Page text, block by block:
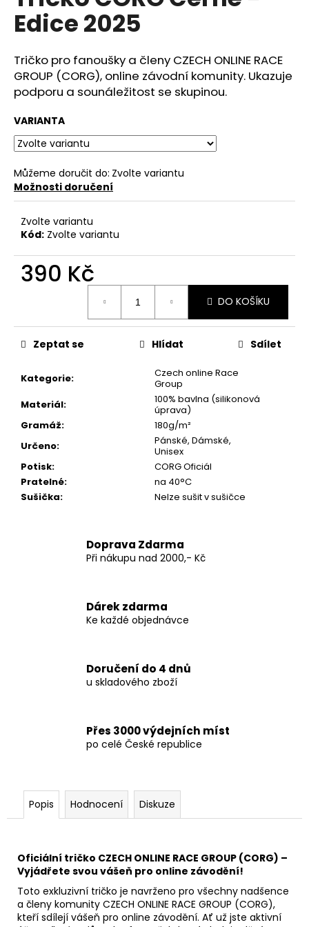
0,0
hvězdiček.
Edice 2025
Tričko pro fanoušky a členy CZECH ONLINE RACE
GROUP (CORG), online závodní komunity. Ukazuje
podporu a sounáležitost se skupinou.
VARIANTA
Můžeme doručit do: Zvolte variantu
Možnosti doručení
Zvolte variantu
Kód: Zvolte variantu
390 Kč
DO KOŠÍKU
Kategorie:
Czech online Race
Group
Materiál:
100% bavlna (silikonová
úprava)
Gramáž:
180g/m²
Určeno:
Pánské, Dámské,
Unisex
Potisk:
CORG Oficiál
Pratelné:
na 40°C
Sušička: Nelze sušit v sušičce
Zeptat se Hlídat Sdílet
Doprava Zdarma
Při nákupu nad 2000,- Kč
Dárek zdarma
Ke každé objednávce
Doručení do 4 dnů
u skladového zboží
Přes 3000 výdejních míst
po celé České republice
Popis Hodnocení Diskuze
Oficiální tričko CZECH ONLINE RACE GROUP (CORG) –
Vyjádřete svou vášeň pro online závodění!
Toto exkluzivní tričko je navrženo pro všechny nadšence
a členy komunity CZECH ONLINE RACE GROUP (CORG),
kteří sdílejí vášeň pro online závodění. Ať už jste aktivní
a
j
í
t
?
D
o
p
o
u
m
e
OFICIÁLNÍ
MIKINA
CORG
TEAM
SERIES
DTM